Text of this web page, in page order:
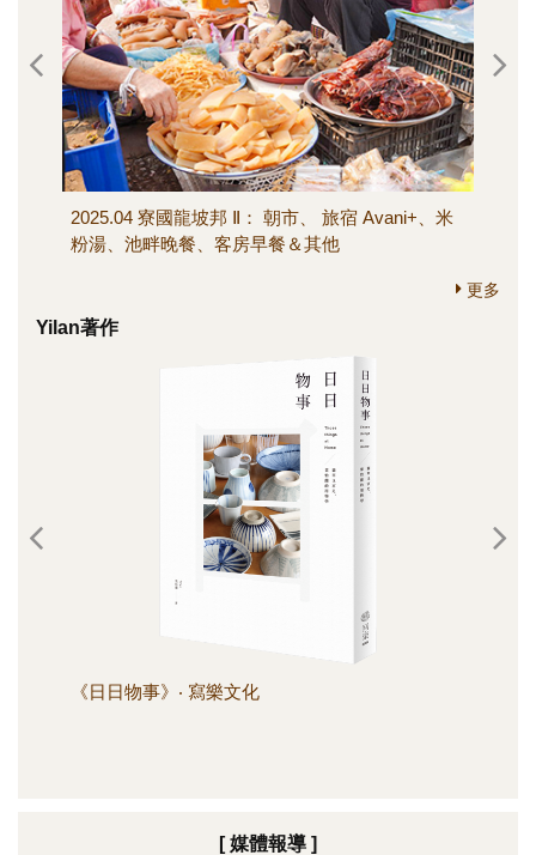
2025.04 寮國龍坡邦 Ⅱ： 朝市、 旅宿 Avani+、米
粉湯、池畔晚餐、客房早餐＆其他
更多
Yilan著作
《日日物事》‧ 寫樂文化
[ 媒體報導 ]